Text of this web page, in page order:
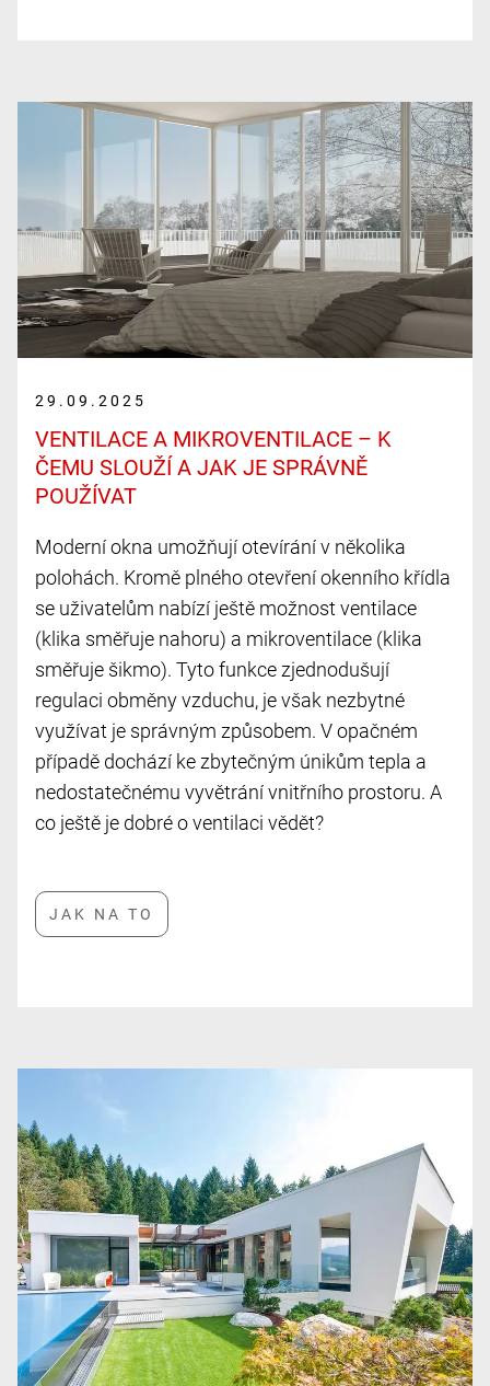
29.09.2025
VENTILACE A MIKROVENTILACE – K
ČEMU SLOUŽÍ A JAK JE SPRÁVNĚ
POUŽÍVAT
Moderní okna umožňují otevírání v několika
polohách. Kromě plného otevření okenního křídla
se uživatelům nabízí ještě možnost ventilace
(klika směřuje nahoru) a mikroventilace (klika
směřuje šikmo). Tyto funkce zjednodušují
regulaci obměny vzduchu, je však nezbytné
využívat je správným způsobem. V opačném
případě dochází ke zbytečným únikům tepla a
nedostatečnému vyvětrání vnitřního prostoru. A
co ještě je dobré o ventilaci vědět?